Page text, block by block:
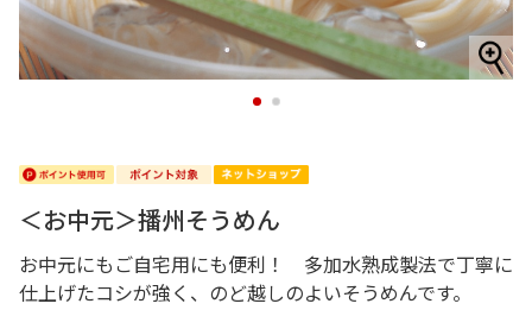
1 2
＜お中元＞播州そうめん
お中元にもご自宅用にも便利！ 多加水熟成製法で丁寧に
仕上げたコシが強く、のど越しのよいそうめんです。